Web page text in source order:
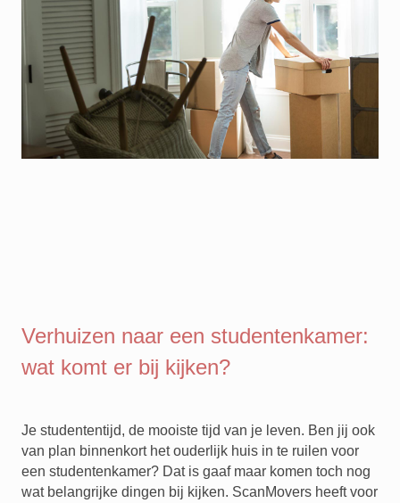
Verhuizen naar een studentenkamer:
wat komt er bij kijken?
Je studententijd, de mooiste tijd van je leven. Ben jij ook
van plan binnenkort het ouderlijk huis in te ruilen voor
een studentenkamer? Dat is gaaf maar komen toch nog
wat belangrijke dingen bij kijken. ScanMovers heeft voor